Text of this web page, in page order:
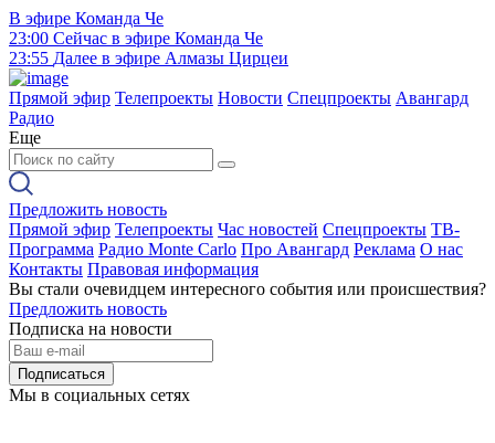
В эфире Команда Че
23:00 Сейчас в эфире Команда Че
23:55 Далее в эфире Алмазы Цирцеи
Прямой эфир Телепроекты Новости Спецпроекты Авангард
Радио
Еще
Предложить новость
Прямой эфир Телепроекты Час новостей Спецпроекты ТВ-
Программа Радио Monte Carlo Про Авангард Реклама О нас
Контакты Правовая информация
Вы стали очевидцем интересного события или происшествия?
Предложить новость
Подписка на новости
Подписаться
Мы в социальных сетях